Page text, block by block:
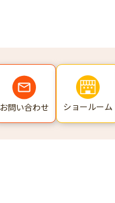
お問い合わせ ショールーム